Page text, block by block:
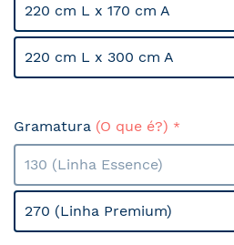
220 cm L x 170 cm A
220 cm L x 300 cm A
Gramatura (O que é?)
130 (Linha Essence)
270 (Linha Premium)